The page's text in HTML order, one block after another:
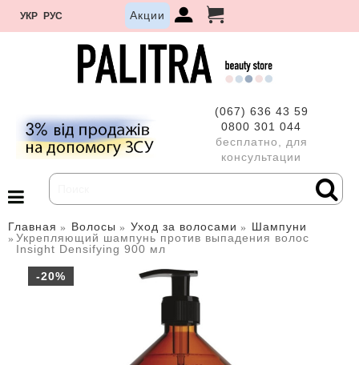
УКР РУС Акции
(067) 636 43 59
0800 301 044
бесплатно, для
консультации
Главная Волосы Уход за волосами
Шампуни
Укрепляющий шампунь против выпадения волос
Insight Densifying 900 мл
-20%